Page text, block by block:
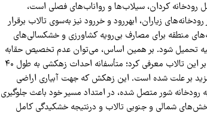
رودخانه کردان، سیلاب‌ها و رواناب‌های فصلی است،
زیاران، ابهررود و خررود نیز به‌سوی تالاب برقرار
منطقه برای مصارف بی‌رویه کشاورزی و خشکسالی‌های
تحمیل شود. بر همین اساس، می‌توان عدم تخصیص حقابه
مورد نیاز تالاب صالحیه را به‌عنوان مهمترین تهدید اثرگذار بر این تالاب معرفی کرد؛ متأسفانه احداث زهکشی به طول ۴۰
جهادکشاورزی قزوین در اواسط دهه ۸۰ نیز مزید بر علت شده است. این زهکش که جهت آبیاری اراضی
رودخانه شور متصل شده، در امتداد مسیر خود باعث جلوگیری
شمالی و جنوبی تالاب و درنتیجه خشکیدگی کامل